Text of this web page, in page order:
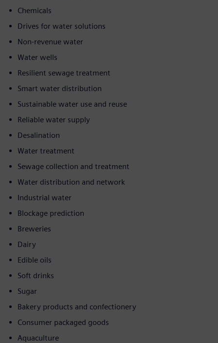
Chemicals
Drives for water solutions
Non-revenue water
Water wells
Resilient sewage treatment
Smart water distribution
Sustainable water use and reuse
Reliable water supply
Desalination
Water treatment
Sewage collection and treatment
Water distribution and network
Industrial water
Blockage prediction
Breweries
Dairy
Edible oils
Soft drinks
Sugar
Bakery products and confectionery
Consumer packaged goods
Aquaculture